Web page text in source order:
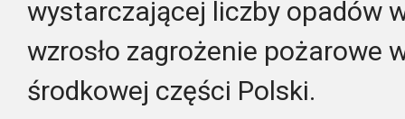
wystarczającej liczby opadów
wzrosło zagrożenie pożarowe
środkowej części Polski.